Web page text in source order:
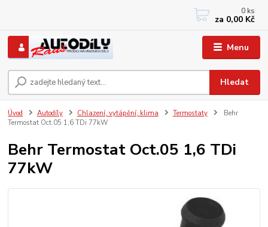
Menu
Hledat
+420 733767377
PO-PÁ: 8 - 12, 13 - 17
0 ks
za 0,00 Kč
Úvod Autodíly Chlazení, vytápění, klima Termostaty
Behr
Termostat Oct.05 1,6 TDi 77kW
Behr Termostat Oct.05 1,6 TDi
77kW